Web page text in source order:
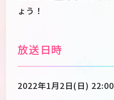
ょう！
放送日時
2022年1月2日(日)